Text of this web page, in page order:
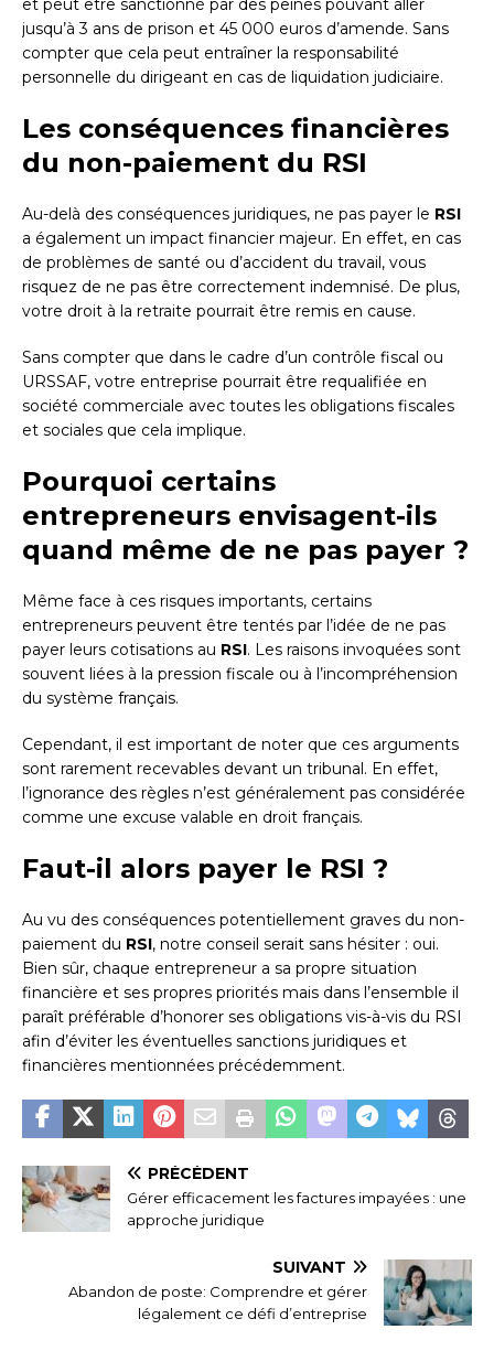
et peut être sanctionné par des peines pouvant aller
jusqu’à 3 ans de prison et 45 000 euros d’amende. Sans
compter que cela peut entraîner la responsabilité
personnelle du dirigeant en cas de liquidation judiciaire.
Les conséquences financières
du non-paiement du RSI
Au-delà des conséquences juridiques, ne pas payer le RSI
a également un impact financier majeur. En effet, en cas
de problèmes de santé ou d’accident du travail, vous
risquez de ne pas être correctement indemnisé. De plus,
votre droit à la retraite pourrait être remis en cause.
Sans compter que dans le cadre d’un contrôle fiscal ou
URSSAF, votre entreprise pourrait être requalifiée en
société commerciale avec toutes les obligations fiscales
et sociales que cela implique.
Pourquoi certains
entrepreneurs envisagent-ils
quand même de ne pas payer ?
Même face à ces risques importants, certains
entrepreneurs peuvent être tentés par l’idée de ne pas
payer leurs cotisations au RSI. Les raisons invoquées sont
souvent liées à la pression fiscale ou à l’incompréhension
du système français.
Cependant, il est important de noter que ces arguments
sont rarement recevables devant un tribunal. En effet,
l’ignorance des règles n’est généralement pas considérée
comme une excuse valable en droit français.
Faut-il alors payer le RSI ?
Au vu des conséquences potentiellement graves du non-
paiement du RSI, notre conseil serait sans hésiter : oui.
Bien sûr, chaque entrepreneur a sa propre situation
financière et ses propres priorités mais dans l’ensemble il
paraît préférable d’honorer ses obligations vis-à-vis du RSI
afin d’éviter les éventuelles sanctions juridiques et
financières mentionnées précédemment.
PRÉCÉDENT
Gérer efficacement les factures impayées : une
approche juridique
SUIVANT
Abandon de poste: Comprendre et gérer
légalement ce défi d’entreprise